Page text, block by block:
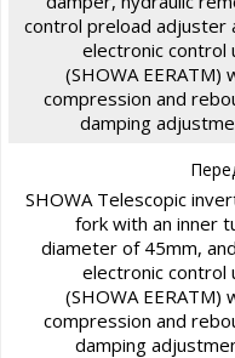
control preload adjuster
electronic control
(SHOWA EERATM)
compression and
damping
SHOWA Telescopic
fork with an inner
diameter of 45mm,
electronic control
(SHOWA EERATM)
compression and
damping